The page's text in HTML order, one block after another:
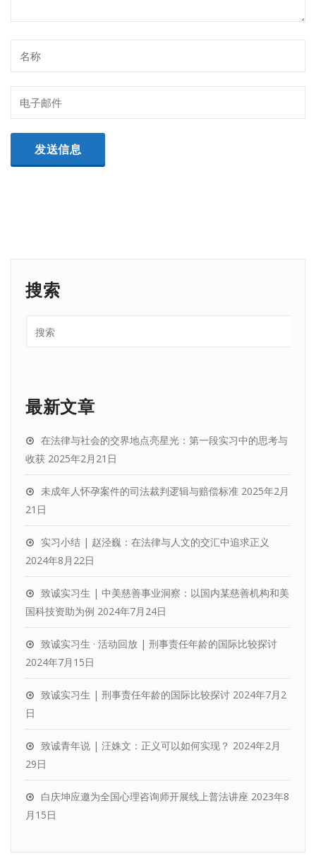
搜索
最新文章
在法律与社会的交界地点亮星光：第一段实习中的思考与
收获 2025年2月21日
未成年人怀孕案件的司法裁判逻辑与赔偿标准 2025年2月
21日
实习小结 | 赵泾巍：在法律与人文的交汇中追求正义
2024年8月22日
致诚实习生 | 中美慈善事业洞察：以国内某慈善机构和美
国科技资助为例 2024年7月24日
致诚实习生 · 活动回放 | 刑事责任年龄的国际比较探讨
2024年7月15日
致诚实习生 | 刑事责任年龄的国际比较探讨 2024年7月2
日
致诚青年说 | 汪姝文：正义可以如何实现？ 2024年2月
29日
白庆坤应邀为全国心理咨询师开展线上普法讲座 2023年8
月15日